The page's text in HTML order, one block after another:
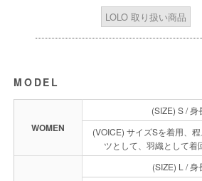
LOLO 取り扱い商品
MODEL
WOMEN
(SIZE) S / 身
(VOICE) サイズSを着用、
ツとして、羽織として着
(SIZE) L / 身